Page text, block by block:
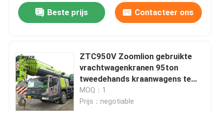
Beste prijs Contacteer ons
ZTC950V Zoomlion gebruikte
vrachtwagenkranen 95ton
tweedehands kraanwagens te
koop
MOQ：1
Prijs：negotiable